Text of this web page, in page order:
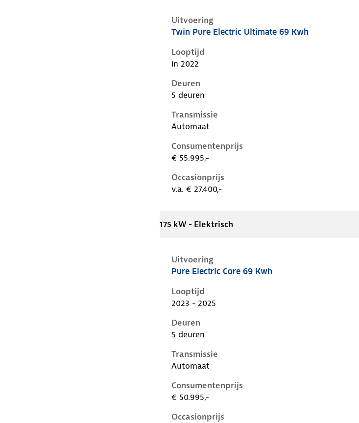
Uitvoering
Volvo C40 i, 69 kwh, 170 kW, Elektrisch, 5 deuren
Twin Pure Electric Ultimate 69 Kwh
Looptijd
in 2022
Deuren
5 deuren
Transmissie
Automaat
Consumentenprijs
€ 55.995,-
Occasionprijs
v.a. € 27.400,-
175 kW - Elektrisch
Uitvoering
Volvo C40 i, 69 kwh, 175 kW, Elektrisch, 5 deuren
Pure Electric Core 69 Kwh
Looptijd
2023 - 2025
Deuren
5 deuren
Transmissie
Automaat
Consumentenprijs
€ 50.995,-
Occasionprijs